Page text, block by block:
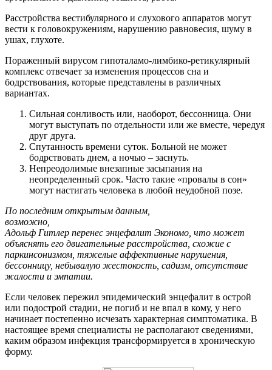
Расстройства вестибулярного и слухового аппаратов могут
вести к головокружениям, нарушению равновесия, шуму в
ушах, глухоте.
Пораженный вирусом гипоталамо-лимбико-ретикулярный
комплекс отвечает за изменения процессов сна и
бодрствования, которые представлены в различных
вариантах.
Сильная сонливость или, наоборот, бессонница. Они
могут выступать по отдельности или же вместе, чередуя
друг друга.
Спутанность времени суток. Больной не может
бодрствовать днем, а ночью – заснуть.
Непреодолимые внезапные засыпания на
неопределенный срок. Часто такие «провалы в сон»
могут настигать человека в любой неудобной позе.
По последним открытым данным,
возможно,
Адольф Гитлер перенес энцефалит Экономо, что может
объяснять его двигательные расстройства, схожие с
паркинсонизмом, тяжелые аффективные нарушения,
бессонницу, небывалую жестокость, садизм, отсутствие
жалости и эмпатии.
Если человек пережил эпидемический энцефалит в острой
или подострой стадии, не погиб и не впал в кому, у него
начинает постепенно исчезать характерная симптоматика. В
настоящее время специалисты не располагают сведениями,
каким образом инфекция трансформируется в хроническую
форму.